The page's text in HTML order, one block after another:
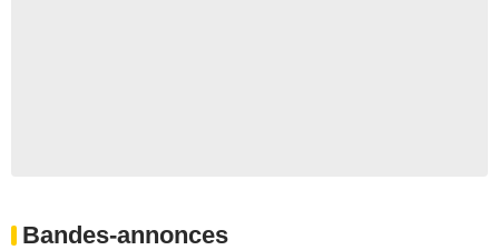
Bandes-annonces